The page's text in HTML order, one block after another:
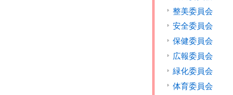
整美委員会
安全委員会
保健委員会
広報委員会
緑化委員会
体育委員会